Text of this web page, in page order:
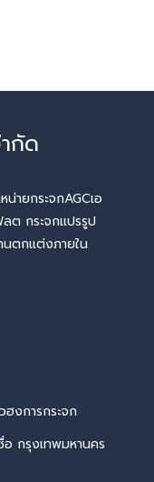
กัด
ายกระจกAGCเอ
ต กระจกแปรรูป
นตกแต่งภายใน
งการกระจก
กรุงเทพมหานคร